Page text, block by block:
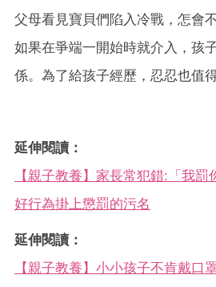
父母看見寶貝們陷入冷戰，怎會
如果在爭端一開始時就介入，孩
係。為了給孩子經歷，忍忍也值得
延伸閱讀：
【親子教養】家長常犯錯:「我
好行為掛上懲罰的污名
延伸閱讀：
【親子教養】小小孩子不肯戴口